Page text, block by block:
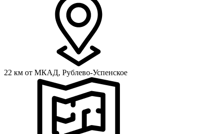
22 км от МКАД, Рублево-Успенское